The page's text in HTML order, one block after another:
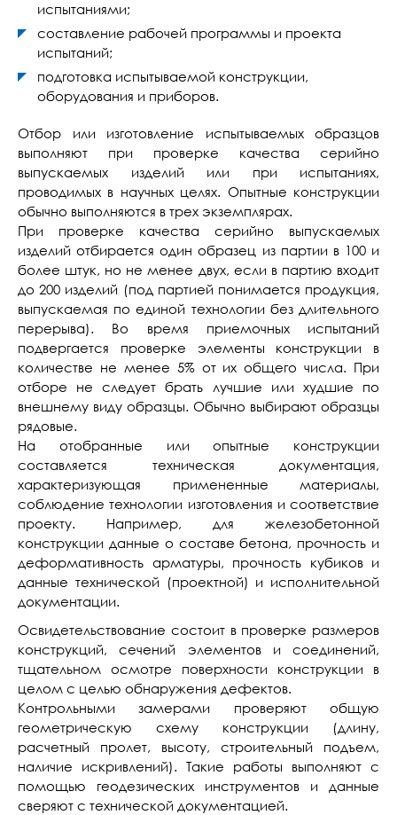
испытаниями;
составление рабочей программы и проекта
испытаний;
подготовка испытываемой конструкции,
оборудования и приборов.
Отбор или изготовление испытываемых образцов
выполняют при проверке качества серийно
выпускаемых изделий или при испытаниях,
проводимых в научных целях. Опытные конструкции
обычно выполняются в трех экземплярах.
При проверке качества серийно выпускаемых
изделий отбирается один образец из партии в 100 и
более штук, но не менее двух, если в партию входит
до 200 изделий (под партией понимается продукция,
выпускаемая по единой технологии без длительного
перерыва). Во время приемочных испытаний
подвергается проверке элементы конструкции в
количестве не менее 5% от их общего числа. При
отборе не следует брать лучшие или худшие по
внешнему виду образцы. Обычно выбирают образцы
рядовые.
На отобранные или опытные конструкции
составляется техническая документация,
характеризующая примененные материалы,
соблюдение технологии изготовления и соответствие
проекту. Например, для железобетонной
конструкции данные о составе бетона, прочность и
деформативность арматуры, прочность кубиков и
данные технической (проектной) и исполнительной
документации.
Освидетельствование состоит в проверке размеров
конструкций, сечений элементов и соединений,
тщательном осмотре поверхности конструкции в
целом с целью обнаружения дефектов.
Контрольными замерами проверяют общую
геометрическую схему конструкции (длину,
расчетный пролет, высоту, строительный подъем,
наличие искривлений). Такие работы выполняют с
помощью геодезических инструментов и данные
сверяют с технической документацией.